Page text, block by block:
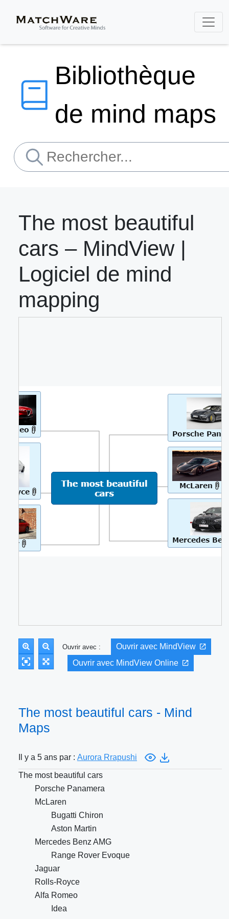
Bibliothèque
de mind maps
The most beautiful
cars – MindView |
Logiciel de mind
mapping
Ouvrir avec :
Ouvrir avec MindView
Ouvrir avec MindView Online
The most beautiful cars - Mind
Maps
Il y a 5 ans par : Aurora Rrapushi
The most beautiful cars
Porsche Panamera
McLaren
Bugatti Chiron
Aston Martin
Mercedes Benz AMG
Range Rover Evoque
Jaguar
Rolls-Royce
Alfa Romeo
Idea